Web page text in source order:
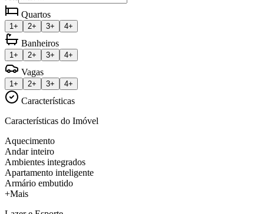
Quartos
1+ 2+ 3+ 4+
Banheiros
1+ 2+ 3+ 4+
Vagas
1+ 2+ 3+ 4+
Características
Características do Imóvel
Aquecimento
Andar inteiro
Ambientes integrados
Apartamento inteligente
Armário embutido
+Mais